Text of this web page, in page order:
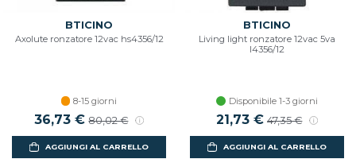
BTICINO
Axolute ronzatore 12vac hs4356/12
8-15 giorni
Prezzo scontato
36,73 € Prezzo di listino
80,02 €
AGGIUNGI AL CARRELLO
BTICINO
Living light ronzatore 12vac 5va
l4356/12
Disponibile 1-3 giorni
Prezzo scontato
21,73 € Prezzo di listino
47,35 €
AGGIUNGI AL CARRELLO